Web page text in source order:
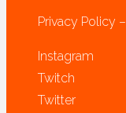
Privacy Policy –
Instagram
Twitch
Twitter